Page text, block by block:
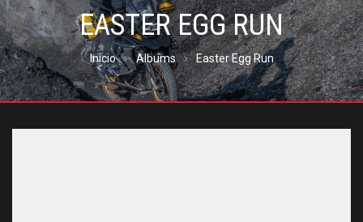
EASTER EGG RUN
Inicio Albums Easter Egg Run